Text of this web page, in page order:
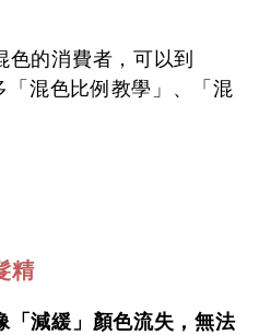
的消費者，可以到
「混色比例教學」、「混
精
「減緩」顏色流失，無法